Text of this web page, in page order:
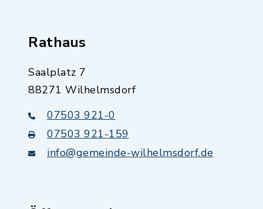
Rathaus
Saalplatz 7
88271 Wilhelmsdorf
07503 921-0
07503 921-159
info@gemeinde-wilhelmsdorf.de